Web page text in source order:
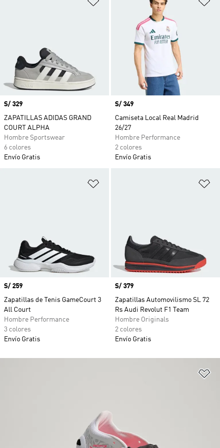
Precio
S/ 329
ZAPATILLAS ADIDAS GRAND
COURT ALPHA
Hombre Sportswear
6 colores
Envío Gratis
Precio
S/ 349
Camiseta Local Real Madrid
26/27
Hombre Performance
2 colores
Envío Gratis
Precio
S/ 259
Zapatillas de Tenis GameCourt 3
All Court
Hombre Performance
3 colores
Envío Gratis
Precio
S/ 379
Zapatillas Automovilismo SL 72
Rs Audi Revolut F1 Team
Hombre Originals
2 colores
Envío Gratis